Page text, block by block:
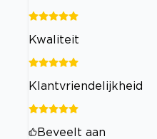
Kwaliteit
Klantvriendelijkheid
Beveelt aan